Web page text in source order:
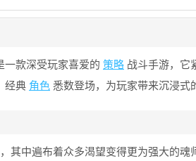
一款深受玩家喜爱的 策略 战斗手游，它
经典 角色 悉数登场，为玩家带来沉浸式
其中遍布着众多渴望变得更为强大的魂